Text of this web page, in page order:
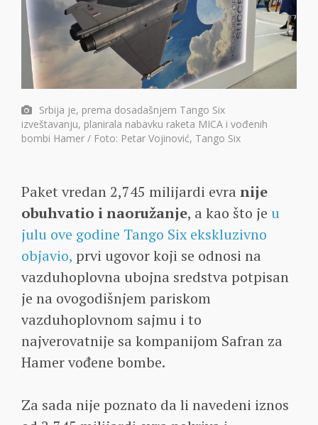
Srbija je, prema dosadašnjem Tango Six
izveštavanju, planirala nabavku raketa MICA i vođenih
bombi Hamer / Foto: Petar Vojinović, Tango Six
Paket vredan 2,745 milijardi evra nije
obuhvatio i naoružanje, a kao što je u
julu ove godine Tango Six ekskluzivno
objavio, prvi ugovor koji se odnosi na
vazduhoplovna ubojna sredstva potpisan
je na ovogodišnjem pariskom
vazduhoplovnom sajmu i to
najverovatnije sa kompanijom Safran za
Hamer vođene bombe.
Za sada nije poznato da li navedeni iznos